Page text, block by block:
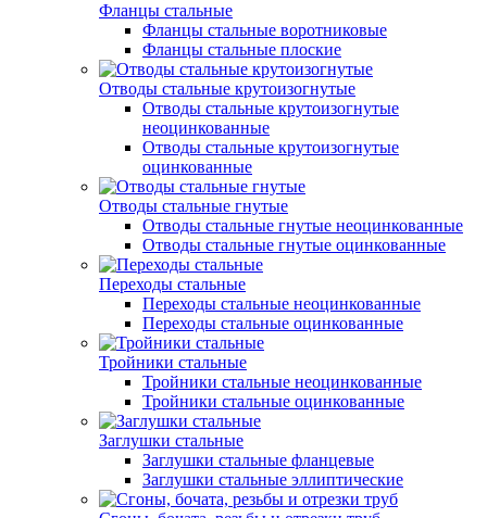
Фланцы стальные
Фланцы стальные воротниковые
Фланцы стальные плоские
Отводы стальные крутоизогнутые
Отводы стальные крутоизогнутые
неоцинкованные
Отводы стальные крутоизогнутые
оцинкованные
Отводы стальные гнутые
Отводы стальные гнутые неоцинкованные
Отводы стальные гнутые оцинкованные
Переходы стальные
Переходы стальные неоцинкованные
Переходы стальные оцинкованные
Тройники стальные
Тройники стальные неоцинкованные
Тройники стальные оцинкованные
Заглушки стальные
Заглушки стальные фланцевые
Заглушки стальные эллиптические